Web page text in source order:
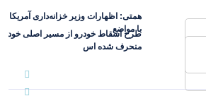
همتی: اظهارات وزیر خزانه‌داری آمریکا
با مواضع
طرح اسقاط خودرو از مسیر اصلی خود
منحرف شده اس